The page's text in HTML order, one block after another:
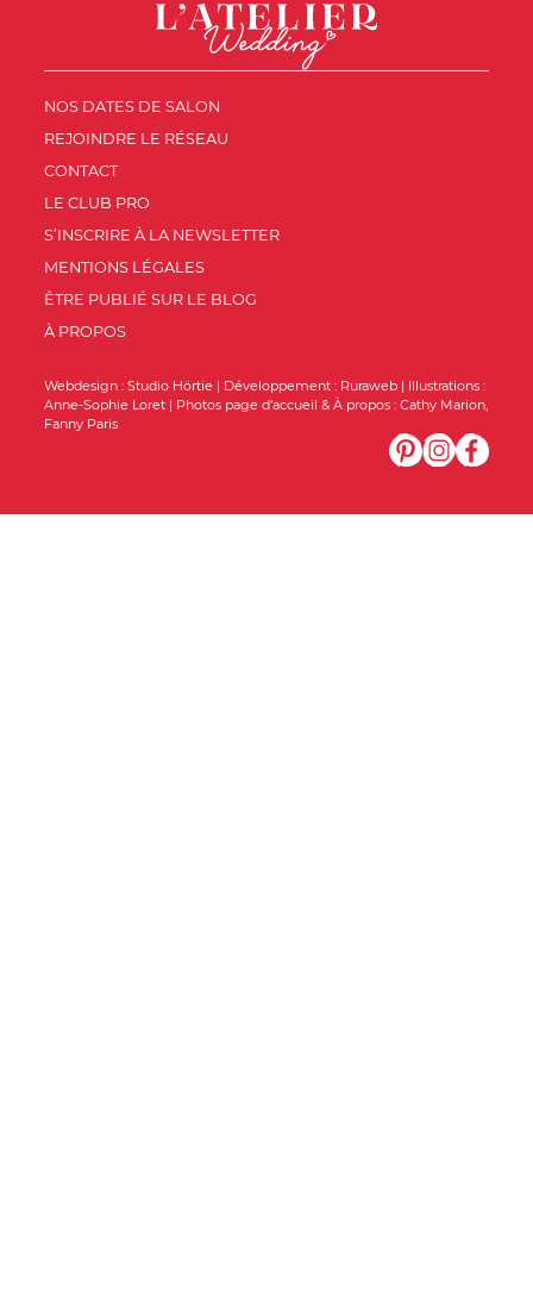
NOS DATES DE SALON
REJOINDRE LE RÉSEAU
CONTACT
LE CLUB PRO
S’INSCRIRE À LA NEWSLETTER
MENTIONS LÉGALES
ÊTRE PUBLIÉ SUR LE BLOG
À PROPOS
Webdesign :Studio Hörtie | Développement : Ruraweb | Illustrations :
Anne-Sophie Loret | Photos page d’accueil & À propos :Cathy Marion,
Fanny Paris